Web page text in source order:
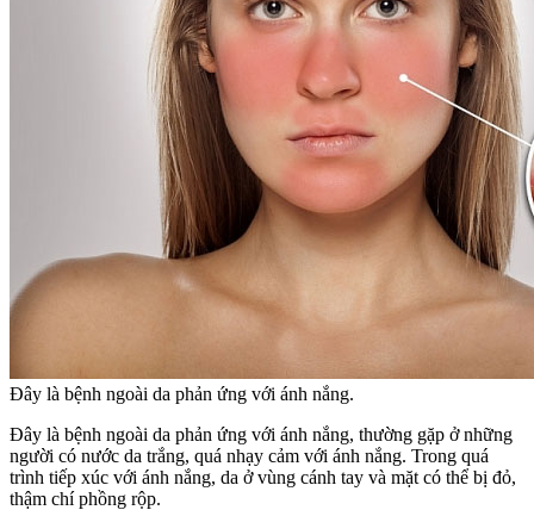
Đây là bệnh ngoài da phản ứng với ánh nắng.
Đây là bệnh ngoài da phản ứng với ánh nắng, thường gặp ở những
người có nước da trắng, quá nhạy cảm với ánh nắng. Trong quá
trình tiếp xúc với ánh nắng, da ở vùng cánh tay và mặt có thể bị đỏ,
thậm chí phồng rộp.